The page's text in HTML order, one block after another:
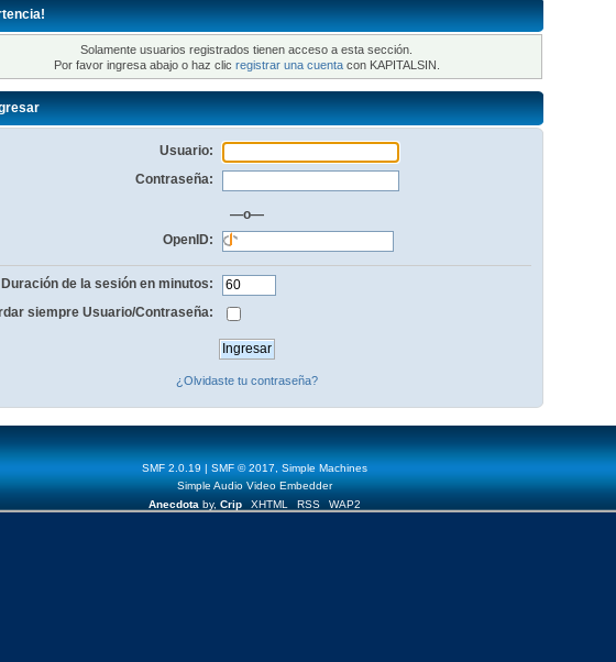
Solamente usuarios registrados tienen acceso a esta sección.
Por favor ingresa abajo o haz clic registrar una cuentacon KAPITALSIN.
Usuario:
Contraseña:
—o—
OpenID:
Duración de la sesión en minutos:
siempre Usuario/Contraseña:
¿Olvidaste tu contraseña?
SMF 2.0.19 | SMF © 2017
Simple Machines
Simple Audio Video Embedder
Anecdota by, Crip XHTML RSS WAP2